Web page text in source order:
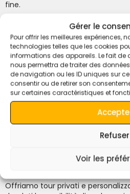
Gérer le
Pour offrir les meilleures expériences,
technologies telles que les cookies
informations des appareils. Le fait de
nous permettra de traiter des
de navigation ou les ID uniques sur
consentir ou de retirer son
sur certaines caractéristiques et
Refuser
Voir les
fine.
9. Esplora oltre il deserto
offriamo anche tour in altre
Marocco, tra cui le montagne
eAit Ben Haddou. Esplora i diversi
del Marocco con noi, migliorando
viaggio.
Nati e cresciuti nel deserto di
terra, la storia e lo stile di vita
attraverso le dune dell’Erg
Offriamo tour privati ​​e